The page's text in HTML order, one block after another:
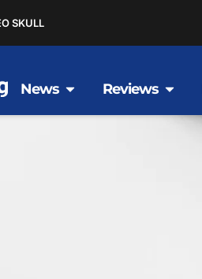
SKULL
News Reviews